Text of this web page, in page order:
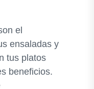
el
ensaladas y
tus platos
beneficios.